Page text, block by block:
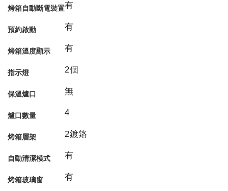
烤箱自動斷電裝置有
預約啟動 有
烤箱溫度顯示 有
指示燈 2個
保溫爐口 無
爐口數量 4
烤箱層架 2鍍鉻
自動清潔模式 有
烤箱玻璃窗 有